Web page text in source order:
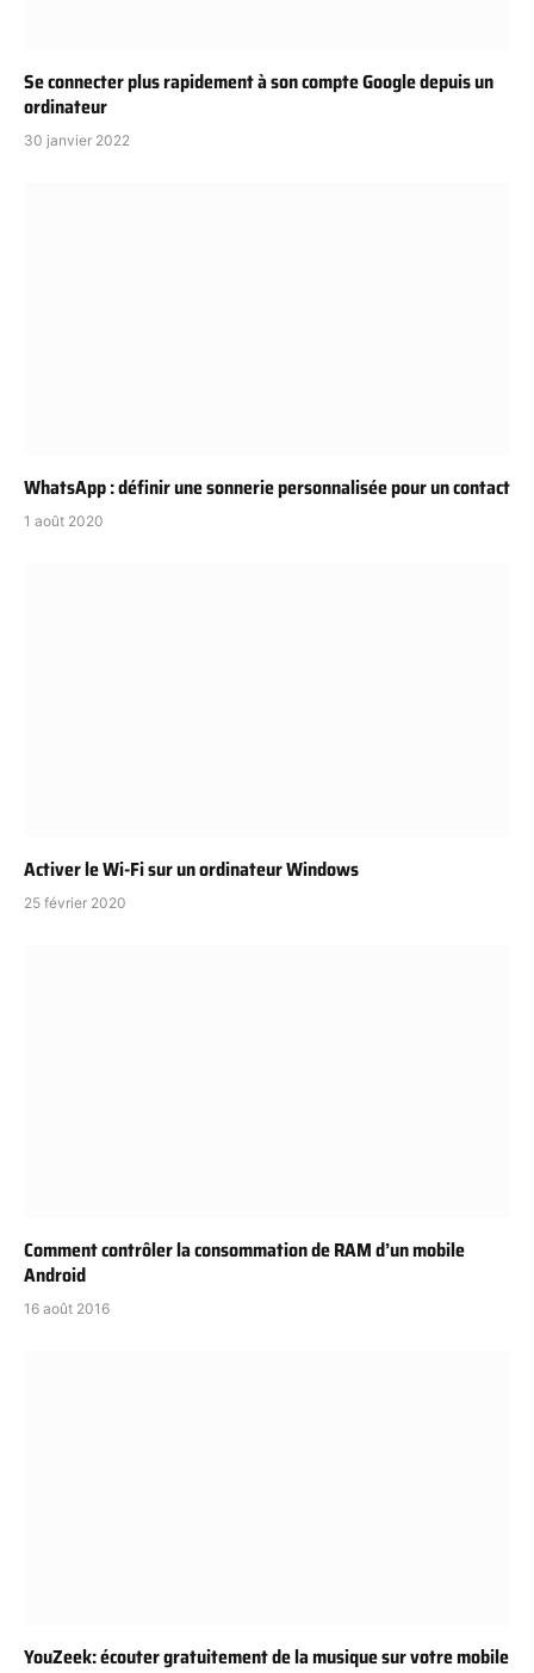
Se connecter plus rapidement à son compte Google depuis un
ordinateur
30 janvier 2022
WhatsApp : définir une sonnerie personnalisée pour un contact
1 août 2020
Activer le Wi-Fi sur un ordinateur Windows
25 février 2020
Comment contrôler la consommation de RAM d’un mobile
Android
16 août 2016
YouZeek: écouter gratuitement de la musique sur votre mobile